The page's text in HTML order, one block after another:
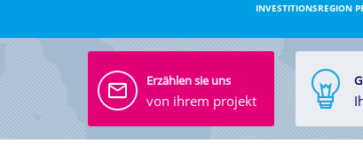
INVESTITIONSREGION
Erzählen sie uns
von ihrem projekt